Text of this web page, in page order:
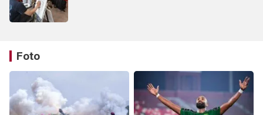
Foto